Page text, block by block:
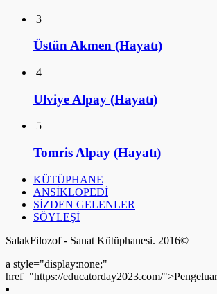
3
Üstün Akmen (Hayatı)
4
Ulviye Alpay (Hayatı)
5
Tomris Alpay (Hayatı)
KÜTÜPHANE
ANSİKLOPEDİ
SİZDEN GELENLER
SÖYLEŞİ
SalakFilozof - Sanat Kütüphanesi. 2016©
a style="display:none;"
href="https://educatorday2023.com/